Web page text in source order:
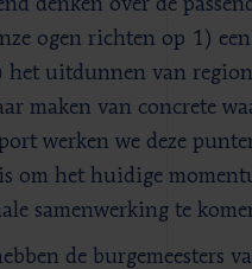
denken over de
ogen richten op 1)
het uitdunnen van
maken van concrete
werken we deze
om het huidige
samenwerking te
de burgemeesters